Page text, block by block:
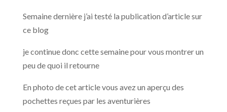
Semaine dernière j’ai testé la publication d’article sur
ce blog
je continue donc cette semaine pour vous montrer un
peu de quoi il retourne
En photo de cet article vous avez un aperçu des
pochettes reçues par les aventurières